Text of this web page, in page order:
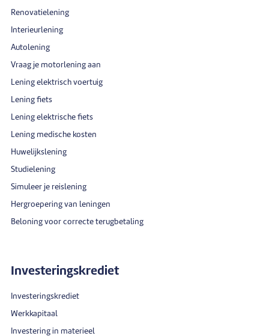
Renovatielening
Interieurlening
Autolening
Vraag je motorlening aan
Lening elektrisch voertuig
Lening fiets
Lening elektrische fiets
Lening medische kosten
Huwelijkslening
Studielening
Simuleer je reislening
Hergroepering van leningen
Beloning voor correcte terugbetaling
Investeringskrediet
Investeringskrediet
Werkkapitaal
Investering in materieel